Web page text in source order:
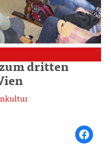
dritten
Share on